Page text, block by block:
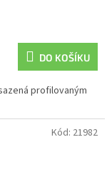
DO KOŠÍKU
profilovaným
Kód: 21982